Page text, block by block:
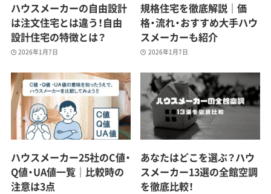
ハウスメーカーの自由設計
は注文住宅とは違う！自由
設計住宅の特徴とは？
2026年1月7日
規格住宅を徹底解説｜価
格・流れ・おすすめ大手ハウ
スメーカーも紹介
2026年1月7日
ハウスメーカー25社のC値・
Q値・UA値一覧｜比較時の
注意は3点
あなたはどこを選ぶ？ハウ
スメーカー13選の全館空調
を徹底比較！